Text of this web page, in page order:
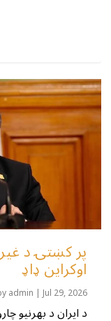
پر کښتۍ د
اوکراین ډاډ
admin |Jul 29, 2026
د ایران د بهرنیو